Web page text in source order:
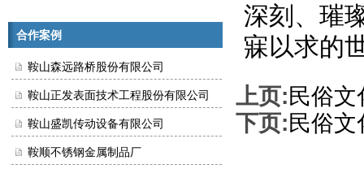
合作案例
鞍山森远路桥股份有限公司
鞍山正发表面技术工程股份有限公司
鞍山盛凯传动设备有限公司
鞍顺不锈钢金属制品厂
深刻、璀
寐以求的
上页:民俗
下页:民俗